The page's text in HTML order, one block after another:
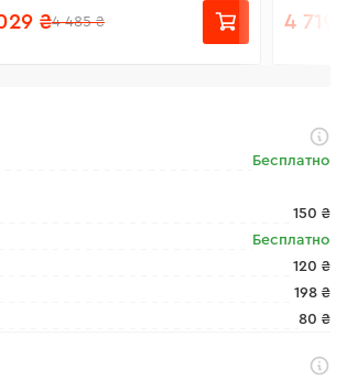
₴4 485 ₴ 4 719
Бесплатно
150 ₴
Бесплатно
120 ₴
198 ₴
80 ₴